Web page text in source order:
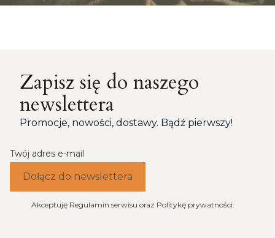
Zapisz się do naszego
newslettera
Promocje, nowości, dostawy. Bądź pierwszy!
Twój adres e-mail
Dołącz do newslettera
Akceptuję Regulamin serwisu oraz Politykę prywatności.